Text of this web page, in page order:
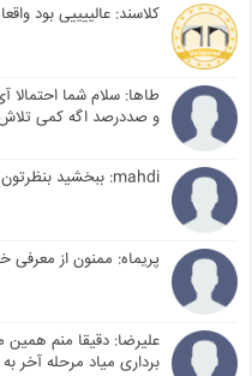
کلاسند: عالییییی بود
طاها: سلام شما
و صددرصد اگه کمی
mahdi: ببخشید بنظرتون درامد شغل مترجمی عربی الان خوبه؟...
پریماه: ممنون از معرفی
علیرضا: دقیقا منم
برداری میاد مرحله آخر